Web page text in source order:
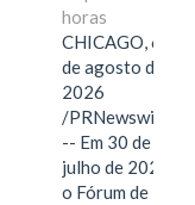
horas
CHICAGO, 6
de agosto de
2026
/PRNewswire/
-- Em 30 de
julho de 2026,
o Fórum de